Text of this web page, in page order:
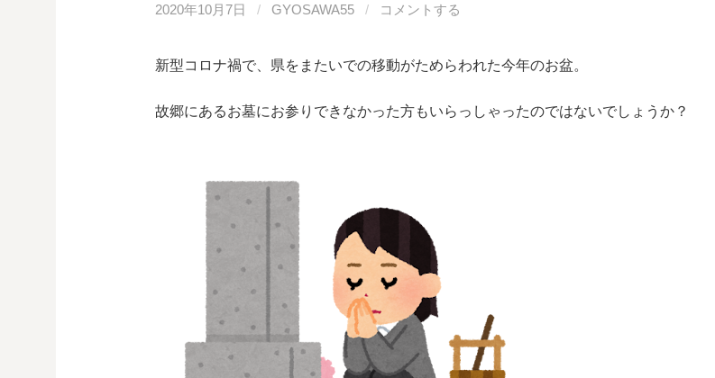
2020年10月7日 / GYOSAWA55 / コメントする
新型コロナ禍で、県をまたいでの移動がためらわれた今年のお盆。
故郷にあるお墓にお参りできなかった方もいらっしゃったのではないでしょうか？